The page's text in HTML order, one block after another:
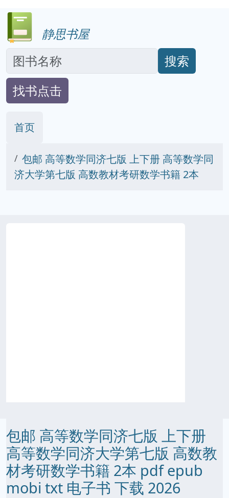
静思书屋
搜索
找书点击
首页
包邮 高等数学同济七版 上下册 高等数学同
济大学第七版 高数教材考研数学书籍 2本
包邮 高等数学同济七版 上下册
高等数学同济大学第七版 高数教
材考研数学书籍 2本 pdf epub
mobi txt 电子书 下载 2026